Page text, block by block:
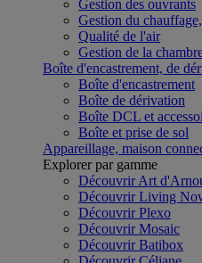
Gestion des ouvrants
Gestion du
Qualité de l'air
Gestion de la
Boîte d'encastrement, de
Boîte d'encastrement
Boîte de dérivation
Boîte DCL et
Boîte et prise de sol
Appareillage, maison
Explorer par gamme
Découvrir Art
Découvrir Living
Découvrir Plexo
Découvrir Mosaic
Découvrir Batibox